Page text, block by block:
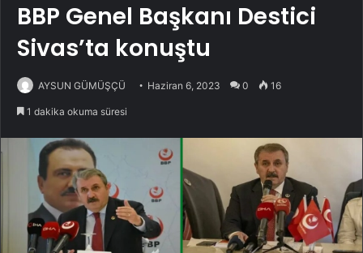
BBP Genel Başkanı Destici
Sivas’ta konuştu
AYSUN GÜMÜŞÇÜ Haziran 6, 2023 0 16
1 dakika okuma süresi